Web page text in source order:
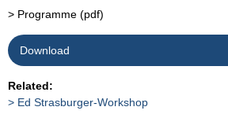
> Programme (pdf)
Download
Related:
Ed Strasburger-Workshop